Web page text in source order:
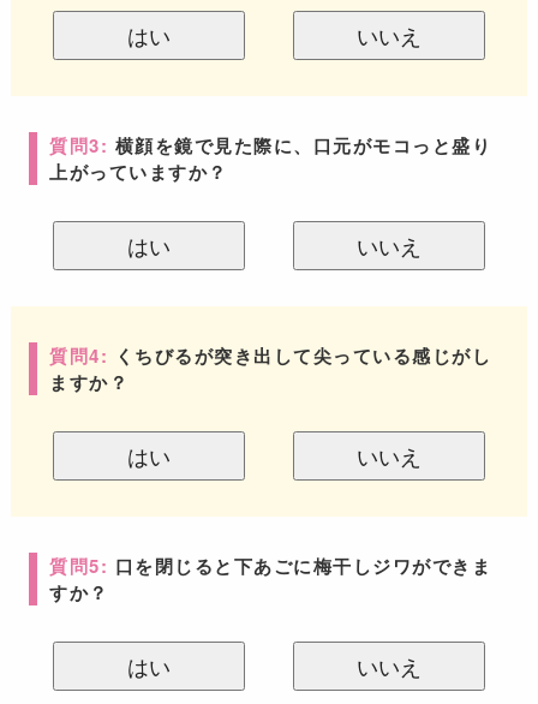
はい いいえ
質問3: 横顔を鏡で見た際に、口元がモコっと盛り
上がっていますか？
はい いいえ
質問4: くちびるが突き出して尖っている感じがし
ますか？
はい いいえ
質問5: 口を閉じると下あごに梅干しジワができま
すか？
はい いいえ